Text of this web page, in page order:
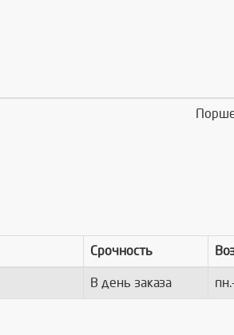
Срочность
В день заказа